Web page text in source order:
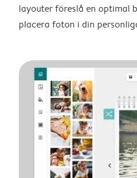
layouter föreslå en optimal
placera foton i din